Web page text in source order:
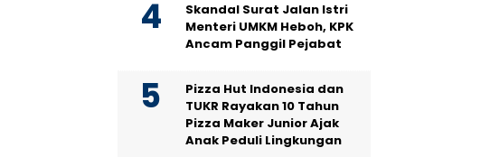
Skandal Surat Jalan Istri
Menteri UMKM Heboh, KPK
Ancam Panggil Pejabat
Pizza Hut Indonesia dan
TUKR Rayakan 10 Tahun
Pizza Maker Junior Ajak
Anak Peduli Lingkungan